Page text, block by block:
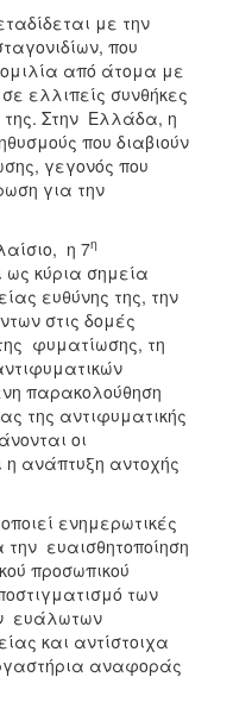
με την
που
από άτομα με
ελλιπείς συνθήκες
της. Στην Ελλάδα, η
που διαβιούν
γεγονός που
για την
η 7η
ως κύρια σημεία
ευθύνης της, την
στις δομές
φυματίωσης, τη
παρακολούθηση
της αντιφυματικής
οι
ανάπτυξη αντοχής
ενημερωτικές
την ευαισθητοποίηση
προσωπικού
των
ευάλωτων
και αντίστοιχα
αναφοράς